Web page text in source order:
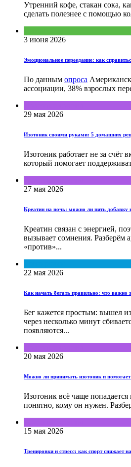
Утренний кофе, стакан сока,
сделать полезнее с помощью
3 июня 2026
Эмоциональное переедание: как
По данным опроса
ассоциации, 38% взрослых
29 мая 2026
Изотоник своими руками: 5 домашних
Изотоник работает не за счёт
который помогает
27 мая 2026
Креатин на ночь: можно ли пить добавку
Креатин связан с энергией,
вызывает сомнения. Разберём
«против»...
22 мая 2026
Как начать бегать правильно: что важно
Бег кажется простым: вышел
через несколько минут
появляются...
20 мая 2026
Можно ли принимать изотоник и
Изотоник всё чаще попадается
понятно, кому он нужен.
15 мая 2026
Тренировки и стресс: как спорт снижает